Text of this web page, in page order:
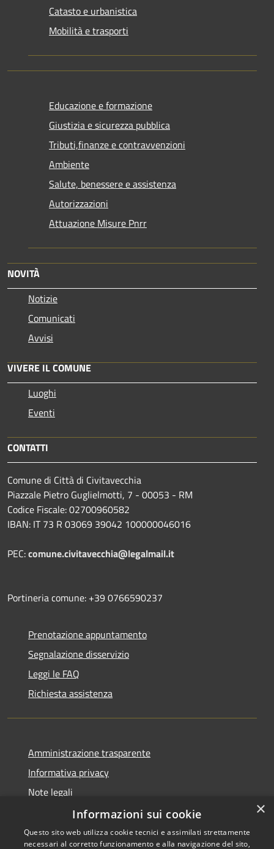
Catasto e urbanistica
Mobilità e trasporti
Educazione e formazione
Giustizia e sicurezza pubblica
Tributi,finanze e contravvenzioni
Ambiente
Salute, benessere e assistenza
Autorizzazioni
Attuazione Misure Pnrr
NOVITÀ
Notizie
Comunicati
Avvisi
VIVERE IL COMUNE
Luoghi
Eventi
CONTATTI
Comune di Città di Civitavecchia
Piazzale Pietro Guglielmotti, 7 - 00053 - RM
Codice Fiscale: 02700960582
IBAN: IT 73 R 03069 39042 100000046016
PEC:comune.civitavecchia@legalmail.it
Portineria comune: +39 0766590237
Prenotazione appuntamento
Segnalazione disservizio
Leggi le FAQ
Richiesta assistenza
Amministrazione trasparente
Informativa privacy
Note legali
Dichiarazione di accessibilità
×
Informazioni sui cookie
Questo sito web utilizza cookie tecnici e assimilati strettamente
necessari al corretto funzionamento e alla navigazione del sito,